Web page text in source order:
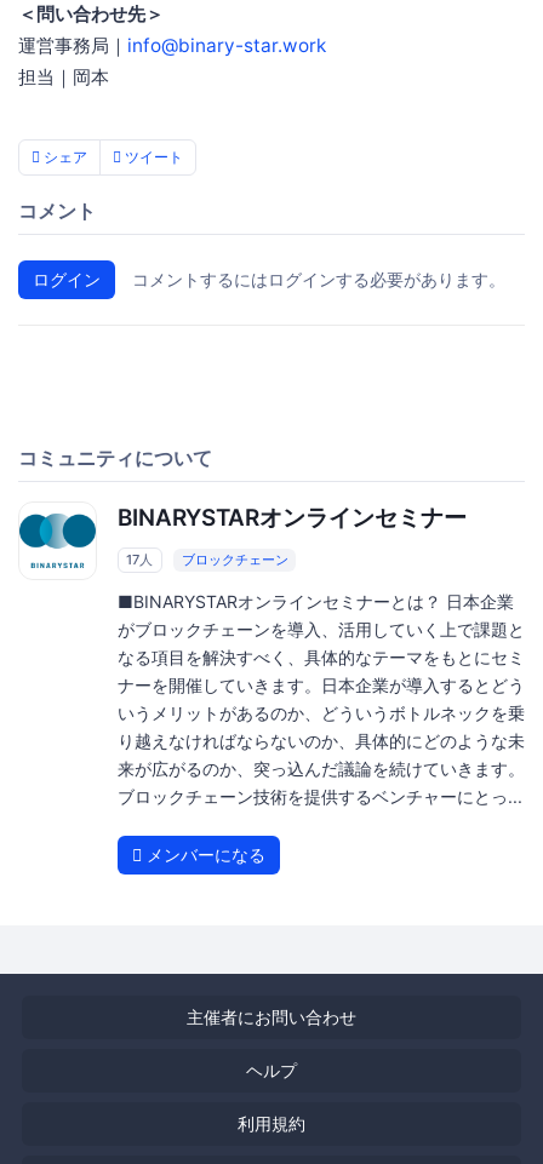
＜問い合わせ先＞
運営事務局｜ info@binary-star.work
担当｜岡本
シェア ツイート
コメント
ログイン コメントするにはログインする必要があります。
コミュニティについて
BINARYSTARオンラインセミナー
17人 ブロックチェーン
■BINARYSTARオンラインセミナーとは？ 日本企業
がブロックチェーンを導入、活用していく上で課題と
なる項目を解決すべく、具体的なテーマをもとにセミ
ナーを開催していきます。日本企業が導入するとどう
いうメリットがあるのか、どういうボトルネックを乗
り越えなければならないのか、具体的にどのような未
来が広がるのか、突っ込んだ議論を続けていきます。
ブロックチェーン技術を提供するベンチャーにとっ...
メンバーになる
主催者にお問い合わせ
ヘルプ
利用規約